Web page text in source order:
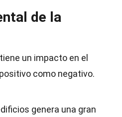
de la
un impacto en el
como negativo.
genera una gran